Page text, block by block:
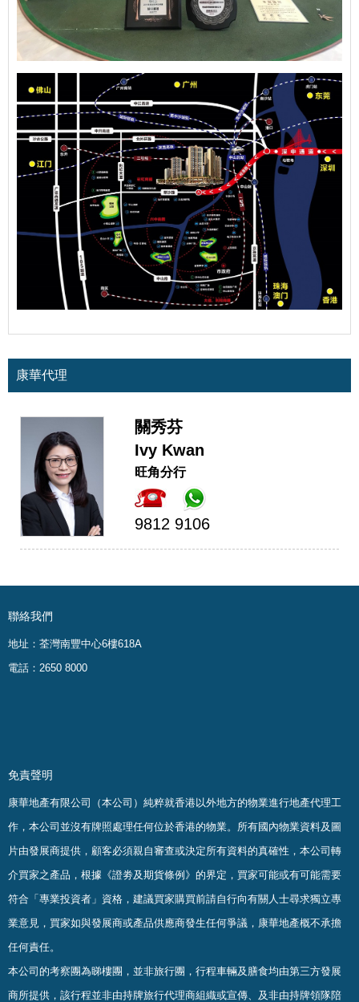
康華代理
關秀芬
Ivy Kwan
旺角分行
9812 9106
聯絡我們
地址：荃灣南豐中心6樓618A
電話：2650 8000
免責聲明
康華地產有限公司（本公司）純粹就香港以外地方的物業進行地產代理工
作，本公司並沒有牌照處理任何位於香港的物業。 所有國內物業資料及圖
片由發展商提供，顧客必須親自審查或決定所有資料的真確性 ， 本公司轉
介買家之產品，根據《證劵及期貨條例》的界定，買家可能或有可能需要
符合「專業投資者」資格，建議買家購買前請自行向有關人士尋求獨立專
業意見，買家如與發展商或產品供應商發生任何爭議，康華地產概不承擔
任何責任。
本公司的考察團為睇樓團，並非旅行團，行程車輛及膳食均由第三方發展
商所提供，該行程並非由持牌旅行代理商組織或宣傳、及非由持牌領隊陪